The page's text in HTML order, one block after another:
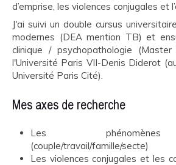
d’emprise, les violences conjugales et
J'ai suivi un double cursus
modernes (DEA mention TB) et
clinique / psychopathologie
l'Université Paris VII-Denis Diderot
Université Paris Cité).
Mes axes de recherche
Les phénomènes
(couple/travail/famille/secte)
Les violences conjugales et les